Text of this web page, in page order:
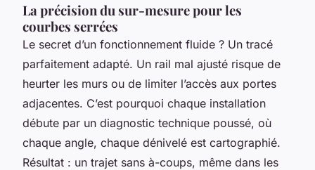
La précision du sur-mesure pour les
courbes serrées
Le secret d’un fonctionnement fluide ? Un tracé
parfaitement adapté. Un rail mal ajusté risque de
heurter les murs ou de limiter l’accès aux portes
adjacentes. C’est pourquoi chaque installation
débute par un diagnostic technique poussé, où
chaque angle, chaque dénivelé est cartographié.
Résultat : un trajet sans à-coups, même dans les